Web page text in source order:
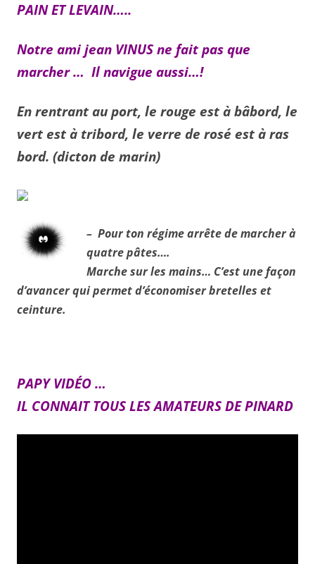
PAIN ET LEVAIN…..
Notre ami jean VINUS ne fait pas que
marcher … Il navigue aussi…!
En rentrant au port, le rouge est à bâbord, le
vert est à tribord, le verre de rosé est à ras
bord. (dicton de marin)
– Pour ton régime arrête de marcher à
quatre pâtes….
Marche sur les mains… C’est une façon
d’avancer qui permet d’économiser bretelles et
ceinture.
PAPY VIDÉO …
IL CONNAIT TOUS LES AMATEURS DE PINARD